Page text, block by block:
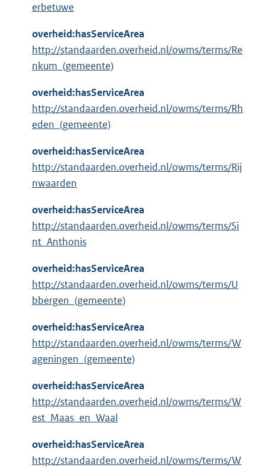
erbetuwe
overheid:hasServiceArea
http://standaarden.overheid.nl/owms/terms/Re
nkum_(gemeente)
overheid:hasServiceArea
http://standaarden.overheid.nl/owms/terms/Rh
eden_(gemeente)
overheid:hasServiceArea
http://standaarden.overheid.nl/owms/terms/Rij
nwaarden
overheid:hasServiceArea
http://standaarden.overheid.nl/owms/terms/Si
nt_Anthonis
overheid:hasServiceArea
http://standaarden.overheid.nl/owms/terms/U
bbergen_(gemeente)
overheid:hasServiceArea
http://standaarden.overheid.nl/owms/terms/W
ageningen_(gemeente)
overheid:hasServiceArea
http://standaarden.overheid.nl/owms/terms/W
est_Maas_en_Waal
overheid:hasServiceArea
http://standaarden.overheid.nl/owms/terms/W